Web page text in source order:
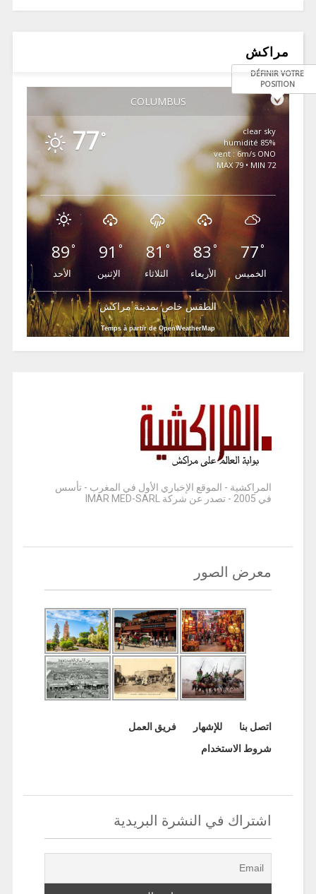
مراكش
COLUMBUS
DÉFINIR VOTRE
POSITION
77 °
clear sky
85% humidité
vent : 6m/s ONO
MAX 79 • MIN 72
89°
الأحد
91°
الإثنين
81°
الثلاثاء
83 °
الأربعاء
77°
الخميس
الطقس خاص بمدينة مراكش
Temps à partir de OpenWeatherMap
المراكشية - الموقع الإخباري الأول في المغرب - تأسس
في 2005 - تصدر عن شركة IMAR MED-SARL
معرض الصور
اتصل بنا للإشهار
فريق العمل
شروط الاستخدام
اشتراك في النشرة البريدية